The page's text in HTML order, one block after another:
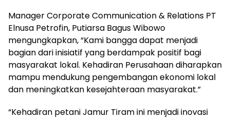
Manager Corporate Communication & Relations PT
Elnusa Petrofin, Putiarsa Bagus Wibowo
mengungkapkan, “Kami bangga dapat menjadi
bagian dari inisiatif yang berdampak positif bagi
masyarakat lokal. Kehadiran Perusahaan diharapkan
mampu mendukung pengembangan ekonomi lokal
dan meningkatkan kesejahteraan masyarakat.”
“Kehadiran petani Jamur Tiram ini menjadi inovasi